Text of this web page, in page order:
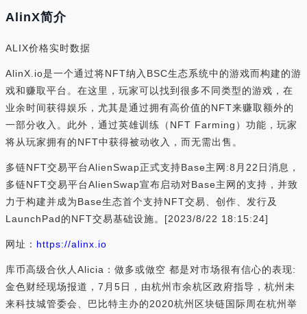
AlinX简介
ALIX价格实时数据
AlinX.io是一个通过将NFT纳入BSC生态系统中的游戏而构建的游
戏和赚取平台。在这里，玩家可以找到很多不同类型的游戏，在
业余时间获得娱乐，尤其是通过拥有高价值的NFT来赚取额外的
一部分收入。此外，通过英雄训练（NFT Farming）功能，玩家
将从玩家拥有的NFT中获得被动收入，而无需出售。
多链NFT交易平台AlienSwap正式支持Base主网:8月22日消息，
多链NFT交易平台AlienSwap宣布启动对Base主网的支持，并致
力于构建并成为Base生态首个支持NFT交易、创作、发行及
LaunchPad的NFT交易基础设施。[2023/8/22 18:15:24]
网址： https://alinx.io
库币高级合伙人Alicia：做多或做空 都是对市场很有信心的表现:
金色财经现场报道，7月5日，由杭州市余杭区政府指导，杭州未
来科技城管委会、巴比特主办的2020杭州区块链国际周在杭州举